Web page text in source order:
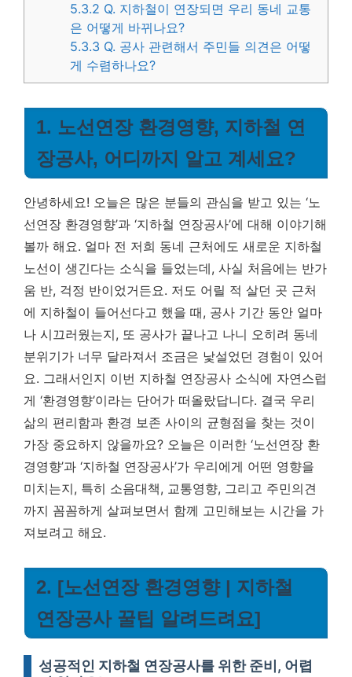
5.3.2 Q. 지하철이 연장되면 우리 동네 교통
은 어떻게 바뀌나요?
5.3.3 Q. 공사 관련해서 주민들 의견은 어떻
게 수렴하나요?
1. 노선연장 환경영향, 지하철 연
장공사, 어디까지 알고 계세요?
안녕하세요! 오늘은 많은 분들의 관심을 받고 있는 ‘노
선연장 환경영향’과 ‘지하철 연장공사’에 대해 이야기해
볼까 해요. 얼마 전 저희 동네 근처에도 새로운 지하철
노선이 생긴다는 소식을 들었는데, 사실 처음에는 반가
움 반, 걱정 반이었거든요. 저도 어릴 적 살던 곳 근처
에 지하철이 들어선다고 했을 때, 공사 기간 동안 얼마
나 시끄러웠는지, 또 공사가 끝나고 나니 오히려 동네
분위기가 너무 달라져서 조금은 낯설었던 경험이 있어
요. 그래서인지 이번 지하철 연장공사 소식에 자연스럽
게 ‘환경영향’이라는 단어가 떠올랐답니다. 결국 우리
삶의 편리함과 환경 보존 사이의 균형점을 찾는 것이
가장 중요하지 않을까요? 오늘은 이러한 ‘노선연장 환
경영향’과 ‘지하철 연장공사’가 우리에게 어떤 영향을
미치는지, 특히 소음대책, 교통영향, 그리고 주민의견
까지 꼼꼼하게 살펴보면서 함께 고민해보는 시간을 가
져보려고 해요.
2. [노선연장 환경영향 | 지하철
연장공사 꿀팁 알려드려요]
성공적인 지하철 연장공사를 위한 준비, 어렵